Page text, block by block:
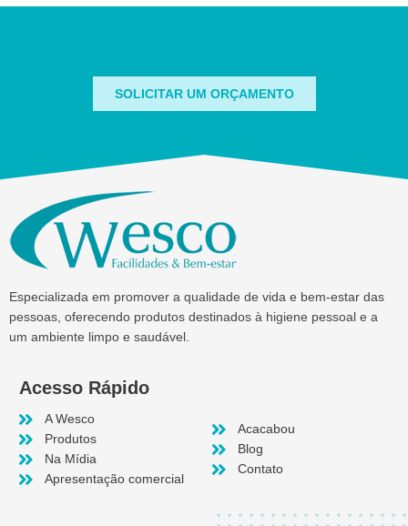
SOLICITAR UM ORÇAMENTO
Especializada em promover a qualidade de vida e bem-estar das
pessoas, oferecendo produtos destinados à higiene pessoal e a
um ambiente limpo e saudável.
Acesso Rápido
A Wesco
Produtos
Na Mídia
Apresentação comercial
Acacabou
Blog
Contato